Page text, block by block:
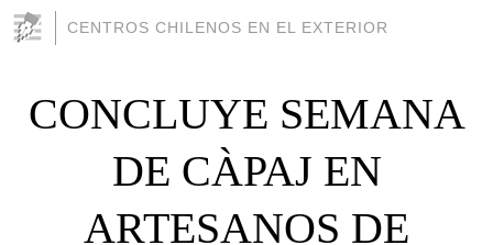
CENTROS CHILENOS EN EL EXTERIOR
CONCLUYE SEMANA
DE CÀPAJ EN
ARTESANOS DE